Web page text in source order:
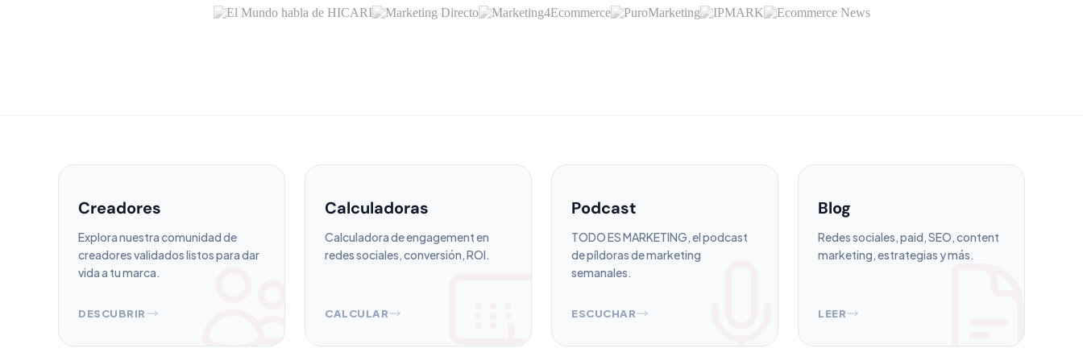
Creadores
Explora nuestra comunidad de
creadores validados listos para dar
vida a tu marca.
DESCUBRIR
Calculadoras
Calculadora de engagement en
redes sociales, conversión, ROI.
CALCULAR
Podcast
TODO ES MARKETING, el podcast
de píldoras de marketing
semanales.
ESCUCHAR
Blog
Redes sociales, paid, SEO, content
marketing, estrategias y más.
LEER